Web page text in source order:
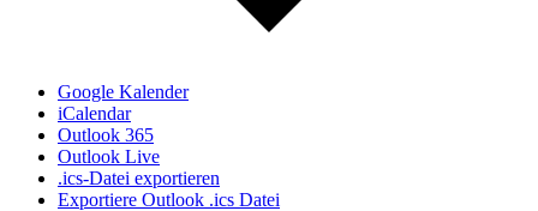
Google Kalender
iCalendar
Outlook 365
Outlook Live
.ics-Datei exportieren
Exportiere Outlook .ics Datei